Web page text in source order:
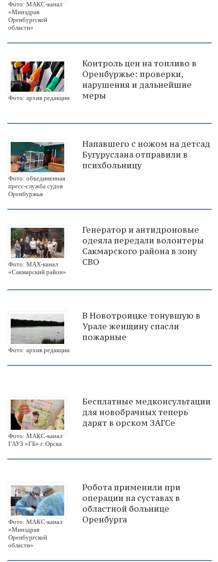
Фото: МАКС-канал
«Минздрав
Оренбургской
области»
Фото: архив редакции
Контроль цен на топливо в
Оренбуржье: проверки,
нарушения и дальнейшие
меры
Фото: объединенная
пресс-служба судов
Оренбуржья
Напавшего с ножом на детсад
Бугуруслана отправили в
психбольницу
Фото: МАХ-канал
«Сакмарский район»
Генератор и антидроновые
одеяла передали волонтеры
Сакмарского района в зону
СВО
Фото: архив редакции
В Новотроицке тонувшую в
Урале женщину спасли
пожарные
Фото: МАКС-канал
ГАУЗ «ГБ» г. Орска
Бесплатные медконсультации
для новобрачных теперь
дарят в орском ЗАГСе
Фото: МАКС-канал
«Минздрав
Оренбургской
области»
Робота применили при
операции на суставах в
областной больнице
Оренбурга